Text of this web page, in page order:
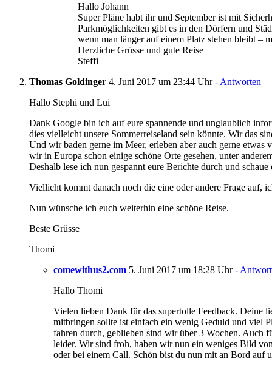
Hallo Johann
Super Pläne habt ihr und September ist mit
Parkmöglichkeiten gibt es in den Dörfern und
wenn man länger auf einem Platz stehen bleibt –
Herzliche Grüsse und gute Reise
Steffi
Thomas Goldinger 4. Juni 2017 um 23:44 Uhr- Antworten
Hallo Stephi und Lui
Dank Google bin ich auf eure spannende und unglaublich
dies vielleicht unsere Sommerreiseland sein könnte. Wir das
Und wir baden gerne im Meer, erleben aber auch gerne
wir in Europa schon einige schöne Orte gesehen, unter
Deshalb lese ich nun gespannt eure Berichte durch und
Viellicht kommt danach noch die eine oder andere Frage
Nun wünsche ich euch weiterhin eine schöne Reise.
Beste Grüsse
Thomi
comewithus2.com 5. Juni 2017 um 18:28 Uhr-
Hallo Thomi
Vielen lieben Dank für das supertolle Feedback. Deine
mitbringen sollte ist einfach ein wenig Geduld und viel
fahren durch, geblieben sind wir über 3 Wochen. Auch
leider. Wir sind froh, haben wir nun ein weniges Bild
oder bei einem Call. Schön bist du nun mit an Bord auf